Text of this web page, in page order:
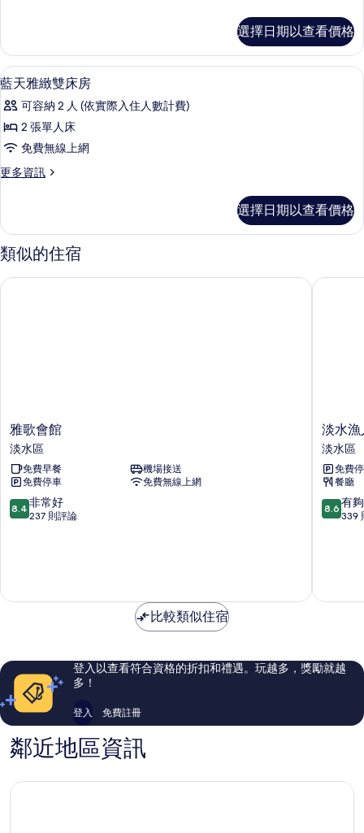
人
房
的
所
有
相
片
經
典
雙
房
的
情
選擇日期以查看價格
顯
示
藍
天
緻
床
房
的
所
熨斗/熨衣板、免費無線上網、獨特裝
7
藍天雅緻雙床房
可容納 2 人 (依實際入住人數計費)
2 張單人床
免費無線上網
更多資訊
更
雅
緻
雙
房
選擇日期以查看價格
類似的住宿
雅
歌
會
館
淡
水
區
雅歌會館
淡水區
免費早餐
機場接送
免費停車
免費無線上網
8.4
分，
常
評
論
8.4 非常好
237 則評論
雅歌會館
淡
水
漁
人
碼
頭
休
區
淡水漁
淡水區
免費
餐廳
8.6
分，
夠
評
論
8.6 有
339
淡水漁
比較類似住宿
登入以查看符合資格的折扣和禮遇。玩越多，獎勵就越
多！
登入 免費註冊
鄰近地區資訊